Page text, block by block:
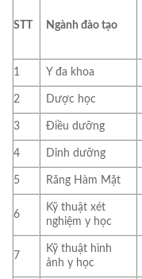
STT Ngành đào tạo
1 Y đa khoa
2 Dược học
3 Điều dưỡng
4 Dinh dưỡng
5 Răng Hàm Mặt
6
Kỹ thuật xét
nghiệm y học
7
Kỹ thuật hình
ảnh y học